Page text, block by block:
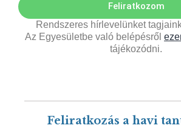
Feliratkozom
Rendszeres hírlevelünket
Az Egyesületbe való belépésről
tájékozódni.
Feliratkozás a havi